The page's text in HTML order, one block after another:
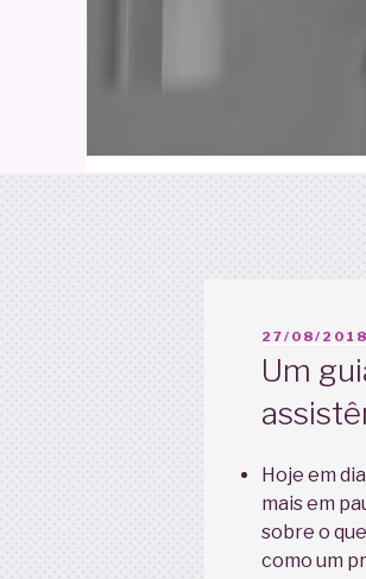
PUBLICADO
27/08/2018
Um
Hoje em
mais em
sobre o
como um